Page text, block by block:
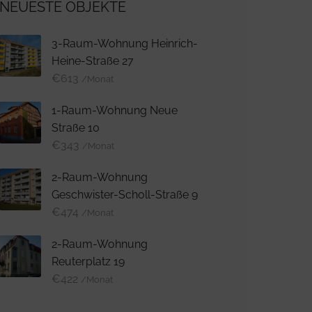
NEUESTE OBJEKTE
3-Raum-Wohnung Heinrich-
Heine-Straße 27
€613 /Monat
1-Raum-Wohnung Neue
Straße 10
€343 /Monat
2-Raum-Wohnung
Geschwister-Scholl-Straße 9
€474 /Monat
2-Raum-Wohnung
Reuterplatz 19
€422 /Monat